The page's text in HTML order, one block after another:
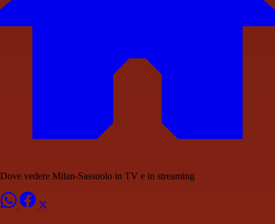
Dove vedere Milan-Sassuolo in TV e in streaming